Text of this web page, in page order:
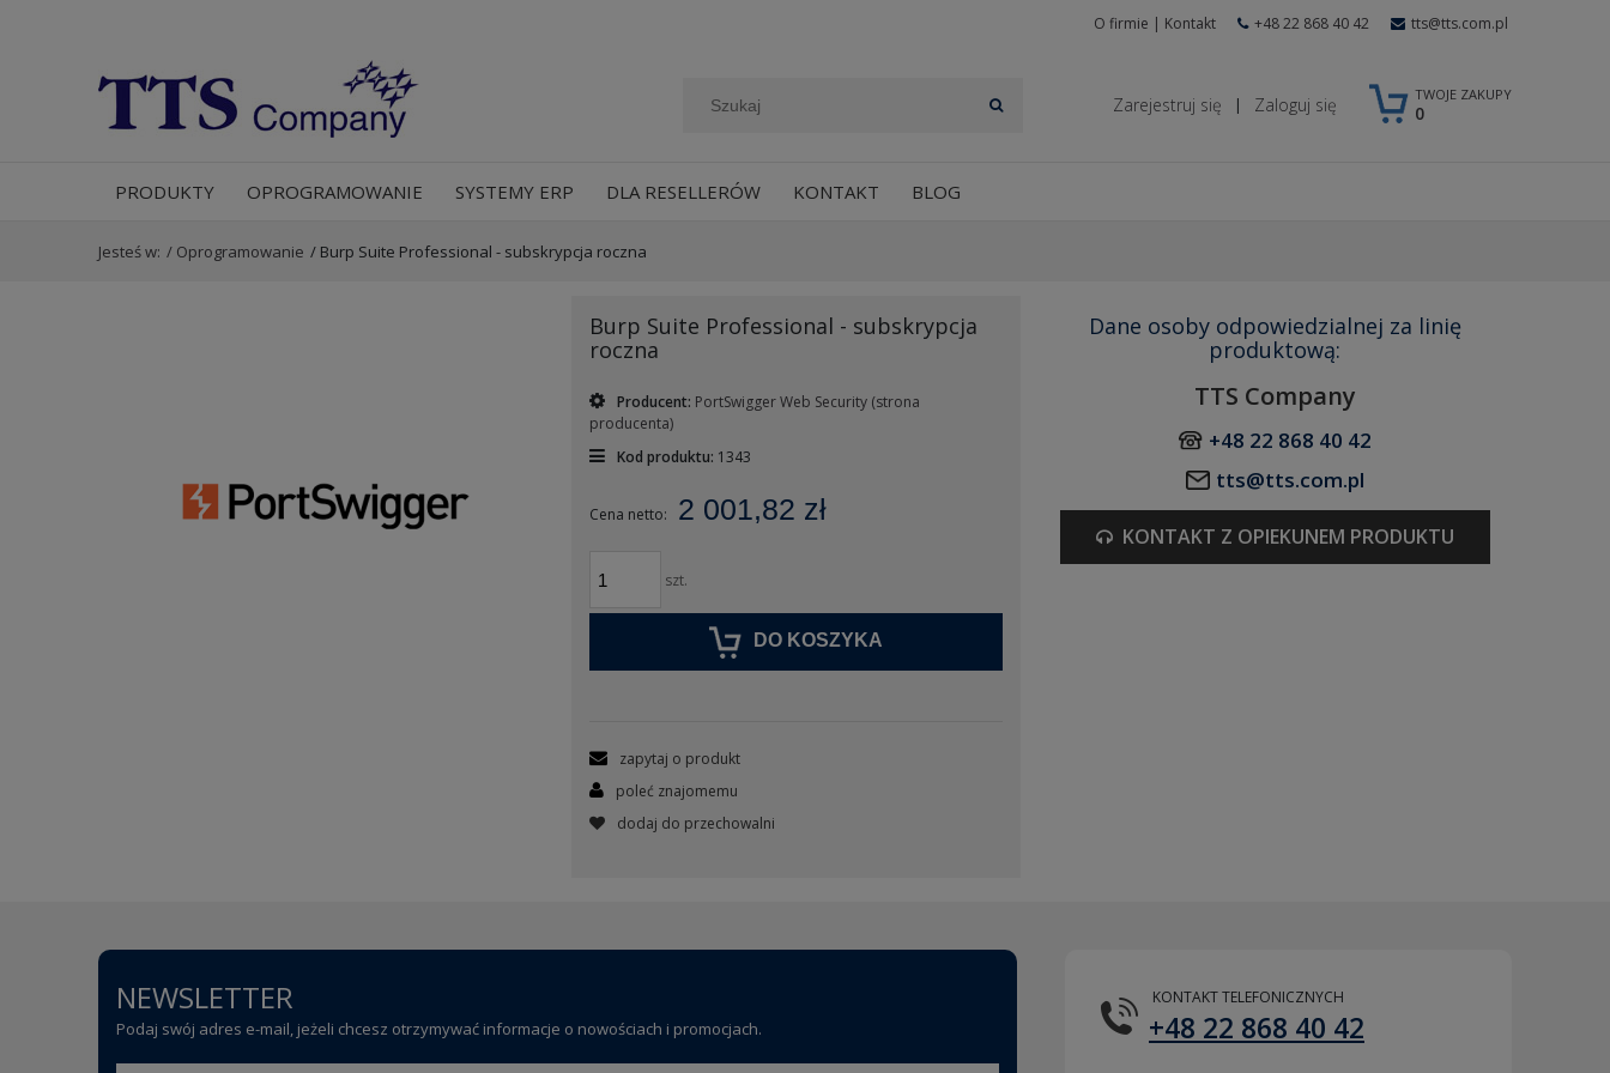
O firmie | Kontakt +48 22 868 40 42 tts@tts.com.pl
TWOJE ZAKUPY
0
Zarejestruj się | Zaloguj się
PRODUKTY OPROGRAMOWANIE SYSTEMY ERP DLA RESELLERÓW KONTAKT BLOG
Jesteś w: / Oprogramowanie / Burp Suite Professional - subskrypcja roczna
Burp Suite Professional - subskrypcja
roczna
Producent: PortSwigger Web Security (strona
producenta)
Kod produktu: 1343
Cena netto: 2 001,82 zł
szt.
DO KOSZYKA
zapytaj o produkt
poleć znajomemu
dodaj do przechowalni
Dane osoby odpowiedzialnej za linię
produktową:
TTS Company
+48 22 868 40 42
tts@tts.com.pl
KONTAKT Z OPIEKUNEM PRODUKTU
NEWSLETTER
Podaj swój adres e-mail, jeżeli chcesz otrzymywać informacje o nowościach i promocjach.
KONTAKT TELEFONICZNYCH
+48 22 868 40 42